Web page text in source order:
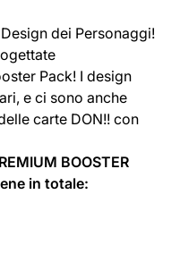
dei Personaggi!
Pack! I design
e ci sono anche
carte DON!! con
BOOSTER
in totale: